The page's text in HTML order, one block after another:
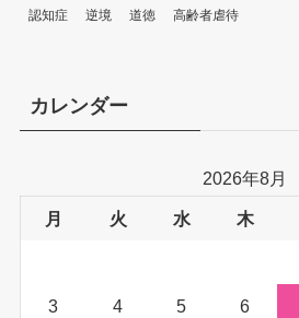
認知症
逆境 道徳 高齢者虐待
カレンダー
2026年8月
月 火 水 木
3 4 5 6